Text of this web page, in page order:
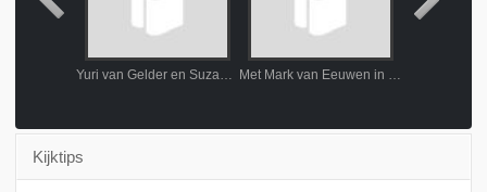
Yuri van Gelder en Suzanne Harmes Met Mark van Eeuwen in Schotland
Kijktips